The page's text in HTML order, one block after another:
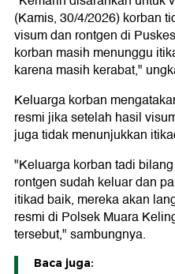
(Kamis, 30/4/2026) korban
visum dan rontgen di
korban masih menunggu
karena masih kerabat,"
Keluarga korban
resmi jika setelah hasil
juga tidak menunjukkan
"Keluarga korban tadi
rontgen sudah keluar dan
itikad baik, mereka akan
resmi di Polsek Muara
tersebut," sambungnya.
Baca juga: